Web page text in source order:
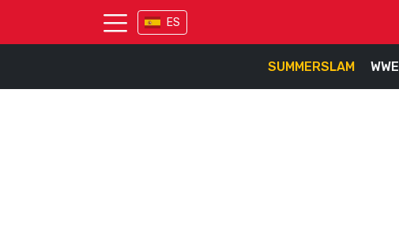
ES
SUMMERSLAM WWE